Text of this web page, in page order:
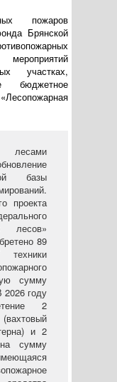
пожаров
Брянской
участках,
бюджетное
базы
проекта
лесов»
89
техники
сумму
году
2
и 2
сумму